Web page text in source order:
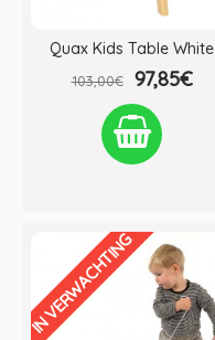
Quax Kids Table White
103,00€ 97,85€
IN VERWACHTING